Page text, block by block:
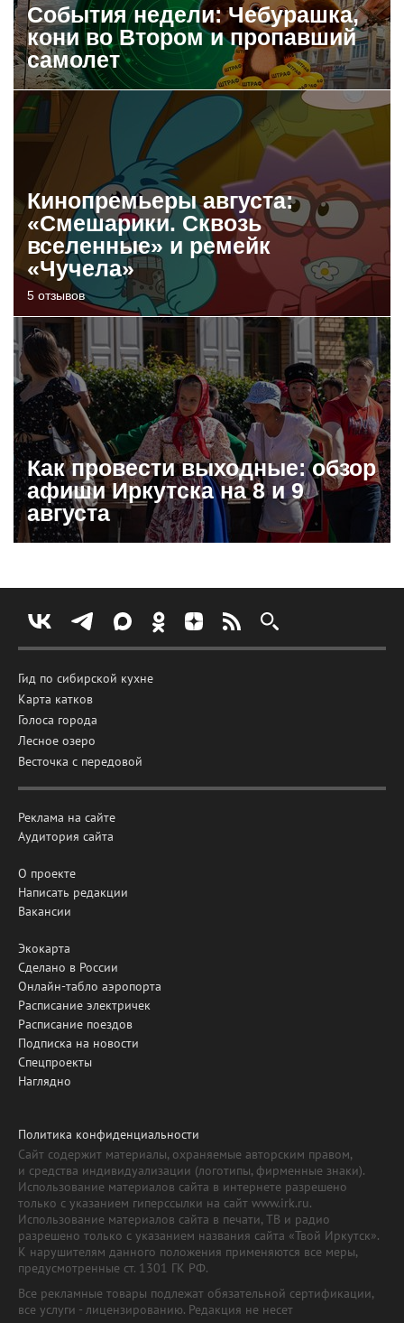
События недели: Чебурашка,
кони во Втором и пропавший
самолет
Кинопремьеры августа:
«Смешарики. Сквозь
вселенные» и ремейк
«Чучела»
5 отзывов
Как провести выходные: обзор
афиши Иркутска на 8 и 9
августа
Гид по сибирской кухне
Карта катков
Голоса города
Лесное озеро
Весточка с передовой
Реклама на сайте
Аудитория сайта
О проекте
Написать редакции
Вакансии
Экокарта
Сделано в России
Онлайн-табло аэропорта
Расписание электричек
Расписание поездов
Подписка на новости
Спецпроекты
Наглядно
Политика конфиденциальности
Сайт содержит материалы, охраняемые авторским правом,
и средства индивидуализации (логотипы, фирменные знаки).
Использование материалов сайта в интернете разрешено
только с указанием гиперссылки на сайт www.irk.ru.
Использование материалов сайта в печати, ТВ и радио
разрешено только с указанием названия сайта «Твой Иркутск».
К нарушителям данного положения применяются все меры,
предусмотренные ст. 1301 ГК РФ.
Все рекламные товары подлежат обязательной сертификации,
все услуги - лицензированию. Редакция не несет